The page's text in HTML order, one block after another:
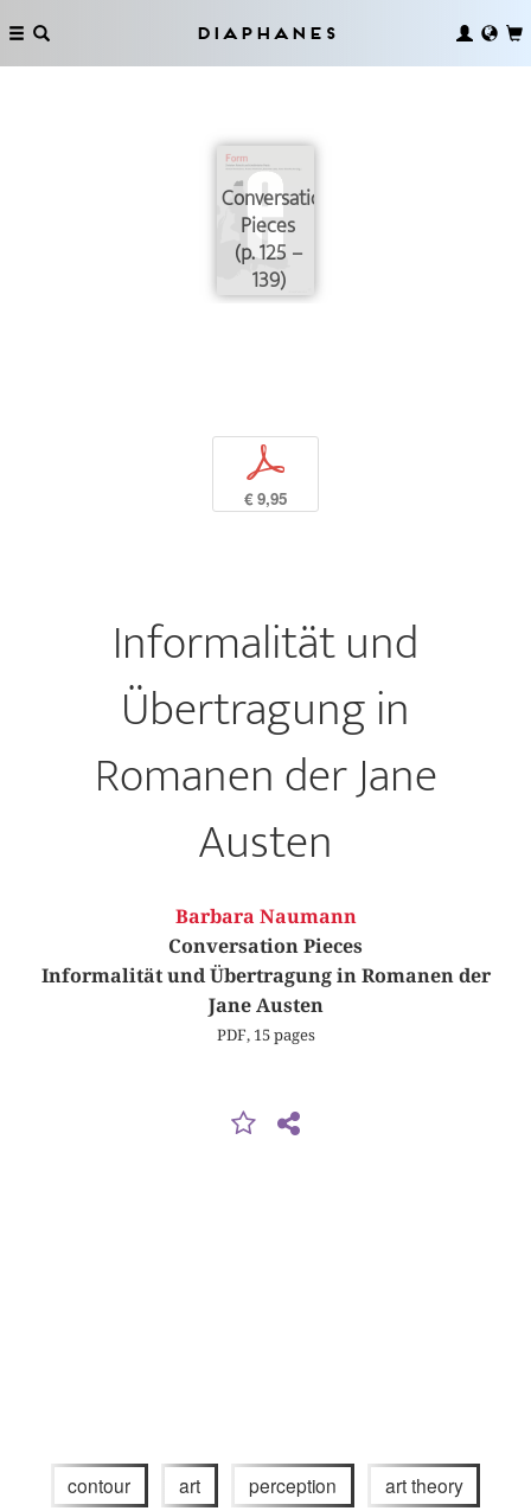
Diaphanes
Conversation
Pieces
(p. 125 –
139)
p
€ 9,95
Informalität und
Übertragung in
Romanen der Jane
Austen
Barbara Naumann
Conversation Pieces
Informalität und Übertragung in Romanen der
Jane Austen
PDF, 15 pages
contour art perception art theory